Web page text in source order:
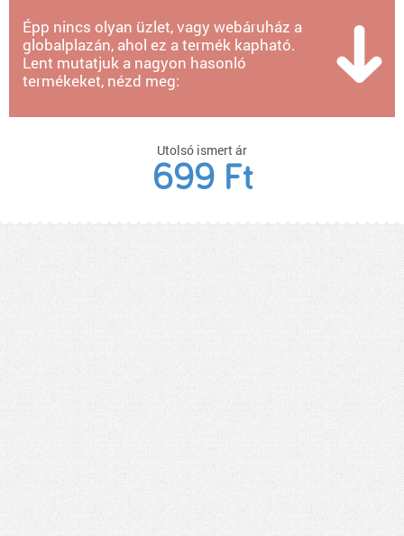
Épp nincs olyan üzlet, vagy webáruház a
globalplazán, ahol ez a termék kapható.
Lent mutatjuk a nagyon hasonló
termékeket, nézd meg:
Utolsó ismert ár
699 Ft